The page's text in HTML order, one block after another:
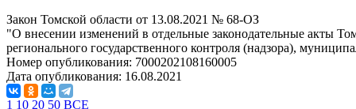
Закон Томской области от 13.08.2021 № 68-ОЗ
"О внесении изменений в отдельные законодательные акты
регионального государственного контроля (надзора),
Номер опубликования: 7000202108160005
Дата опубликования: 16.08.2021
1 10 20 50 ВСЕ